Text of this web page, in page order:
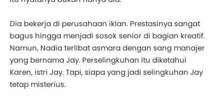
Dia bekerja di perusahaan iklan. Prestasinya sangat
bagus hingga menjadi sosok senior di bagian kreatif.
Namun, Nadia terlibat asmara dengan sang manajer
yang bernama Jay. Perselingkuhan itu diketahui
Karen, istri Jay. Tapi, siapa yang jadi selingkuhan Jay
tetap misterius.